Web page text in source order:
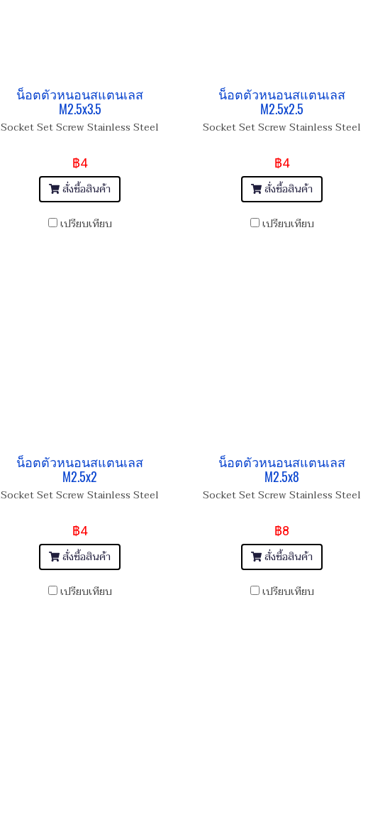
น็อตตัวหนอนสแตนเลส
M2.5x3.5
Socket Set Screw Stainless Steel
฿4
สั่งซื้อสินค้า
เปรียบเทียบ
น็อตตัวหนอนสแตนเลส
M2.5x2.5
Socket Set Screw Stainless Steel
฿4
สั่งซื้อสินค้า
เปรียบเทียบ
น็อตตัวหนอนสแตนเลส
M2.5x2
Socket Set Screw Stainless Steel
฿4
สั่งซื้อสินค้า
เปรียบเทียบ
น็อตตัวหนอนสแตนเลส
M2.5x8
Socket Set Screw Stainless Steel
฿8
สั่งซื้อสินค้า
เปรียบเทียบ